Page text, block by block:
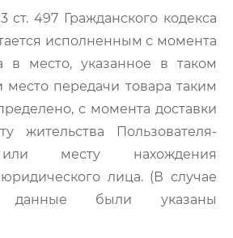
ст. 497 Гражданского кодекса
исполненным с момента
в место, указанное в таком
место передачи товара таким
с момента доставки
жительства Пользователя-
месту нахождения
лица. (В случае
были указаны